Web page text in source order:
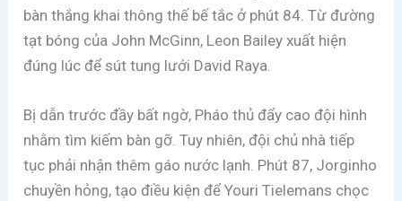
bàn thắng khai thông thế bế tắc ở phút 84. Từ đường
tạt bóng của John McGinn, Leon Bailey xuất hiện
đúng lúc để sút tung lưới David Raya.
Bị dẫn trước đầy bất ngờ, Pháo thủ đẩy cao đội hình
nhằm tìm kiếm bàn gỡ. Tuy nhiên, đội chủ nhà tiếp
tục phải nhận thêm gáo nước lạnh. Phút 87, Jorginho
chuyền hỏng, tạo điều kiện để Youri Tielemans chọc